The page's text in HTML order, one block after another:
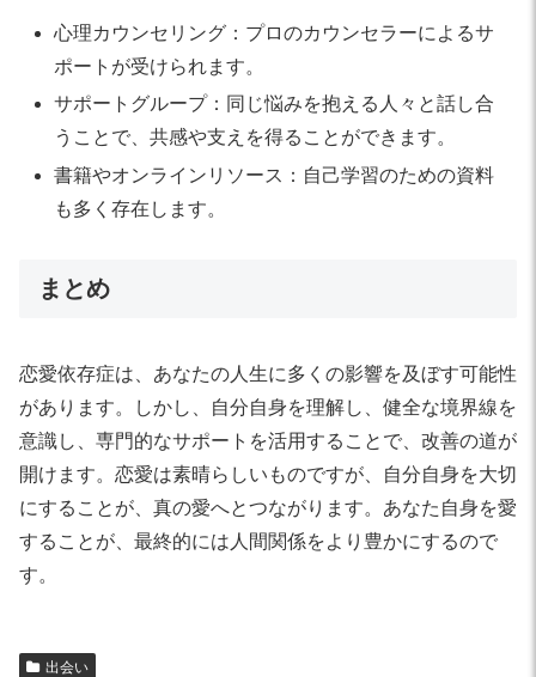
心理カウンセリング：プロのカウンセラーによるサ
ポートが受けられます。
サポートグループ：同じ悩みを抱える人々と話し合
うことで、共感や支えを得ることができます。
書籍やオンラインリソース：自己学習のための資料
も多く存在します。
まとめ
恋愛依存症は、あなたの人生に多くの影響を及ぼす可能性
があります。しかし、自分自身を理解し、健全な境界線を
意識し、専門的なサポートを活用することで、改善の道が
開けます。恋愛は素晴らしいものですが、自分自身を大切
にすることが、真の愛へとつながります。あなた自身を愛
することが、最終的には人間関係をより豊かにするので
す。
出会い